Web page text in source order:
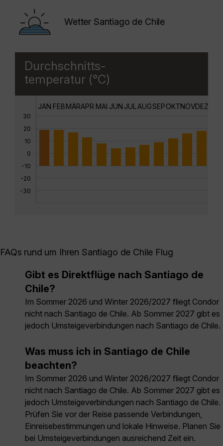
Wetter Santiago de Chile
Durchschnitts-
temperatur (°C)
30
20
10
0
-10
-20
-30
JAN FEBMÄRAPR MAI JUN JUL AUGSEPOKTNOVDEZ
FAQs rund um Ihren Santiago de Chile Flug
Gibt es Direktflüge nach Santiago de
Chile?
Im Sommer 2026 und Winter 2026/2027 fliegt Condor
nicht nach Santiago de Chile. Ab Sommer 2027 gibt es
jedoch Umsteigeverbindungen nach Santiago de Chile.
Was muss ich in Santiago de Chile
beachten?
Im Sommer 2026 und Winter 2026/2027 fliegt Condor
nicht nach Santiago de Chile. Ab Sommer 2027 gibt es
jedoch Umsteigeverbindungen nach Santiago de Chile.
Prüfen Sie vor der Reise passende Verbindungen,
Einreisebestimmungen und lokale Hinweise. Planen Sie
bei Umsteigeverbindungen ausreichend Zeit ein.